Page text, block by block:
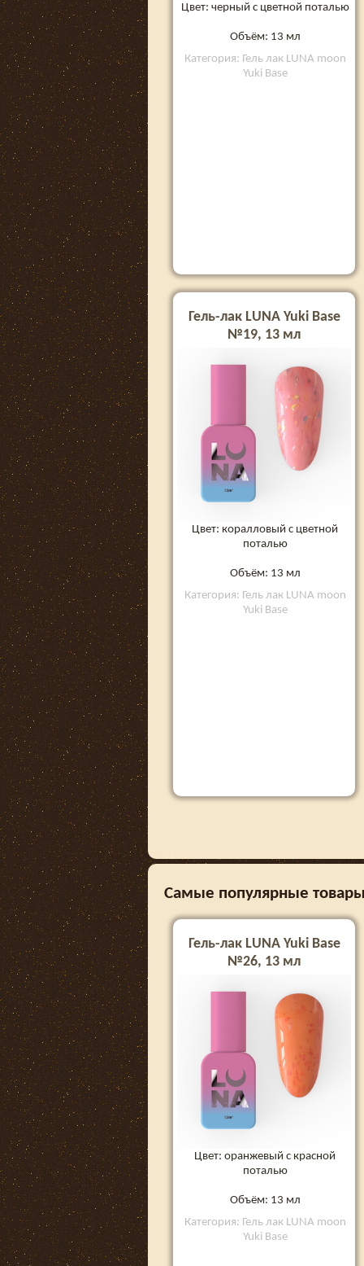
Цвет: черный с цветной поталью
Объём: 13 мл
Категория: Гель лак LUNA moon
Yuki Base
Гель-лак LUNA Yuki Base
№19, 13 мл
Цвет: коралловый с цветной
поталью
Объём: 13 мл
Категория: Гель лак LUNA moon
Yuki Base
Самые популярные товары
Гель-лак LUNA Yuki Base
№26, 13 мл
Цвет: оранжевый с красной
поталью
Объём: 13 мл
Категория: Гель лак LUNA moon
Yuki Base